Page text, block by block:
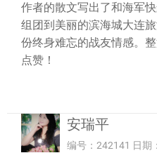
作者的散文写出了和海军
组团到美丽的滨海城大连
份终身难忘的战友情感。
点赞！
安瑞平
编号：242141 日期